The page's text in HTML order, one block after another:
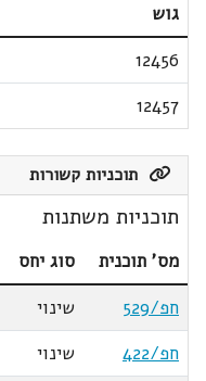
גוש
12456
12457
תוכניות קשורות
תוכניות משתנות
מס' תוכנית סוג יחס
חפ/529
שינוי
חפ/422
שינוי